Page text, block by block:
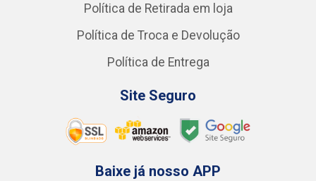
Política de Retirada em loja
Política de Troca e Devolução
Política de Entrega
Site Seguro
Baixe já nosso APP